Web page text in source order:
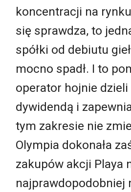
koncentracji na
się sprawdza, to
spółki od debiutu
mocno spadł. I to
operator hojnie dzieli
dywidendą i
tym zakresie nie
Olympia dokonała
zakupów akcji Playa
najprawdopodobniej